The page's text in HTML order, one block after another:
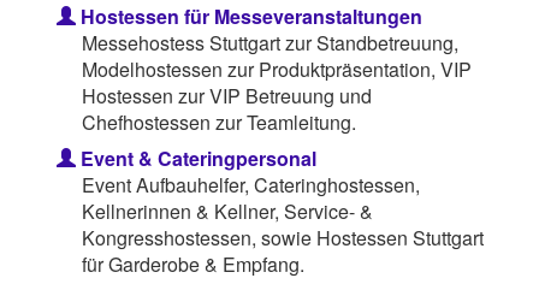
Hostessen für Messeveranstaltungen
Messehostess Stuttgart zur Standbetreuung,
Modelhostessen zur Produktpräsentation, VIP
Hostessen zur VIP Betreuung und
Chefhostessen zur Teamleitung.
Event & Cateringpersonal
Event Aufbauhelfer, Cateringhostessen,
Kellnerinnen & Kellner, Service- &
Kongresshostessen, sowie Hostessen Stuttgart
für Garderobe & Empfang.